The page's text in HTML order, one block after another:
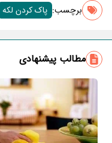
برچسب‌: پاک کردن لکه
مطالب پیشنهادی